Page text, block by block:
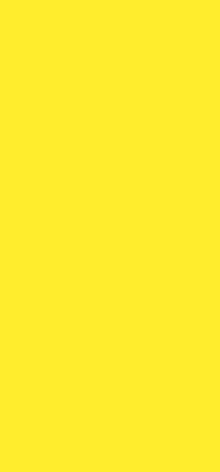
FIV en
De nombreux patients
d’attente, aux limites
Le parcours commence
patient et de préparer un
Chaque patient est
la communication avec la
La plupart des examens et
Les patients se rendent
dernière phase du
Lorsqu’ils envisagent un
République Tchèque. Ce
souples, accès facilité au
abordables, le pays offre
génération et des protocoles
Cet article détaille le
Pourquoi choisir
Le traitement en République